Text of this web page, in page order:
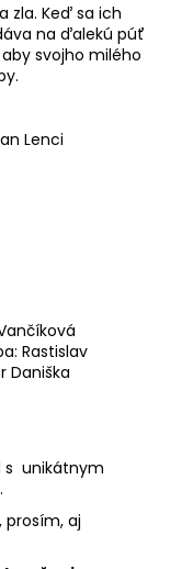
zla. Keď sa ich
na ďalekú púť
svojho milého
Lenci
Rastislav
Daniška
s unikátnym
prosím, aj